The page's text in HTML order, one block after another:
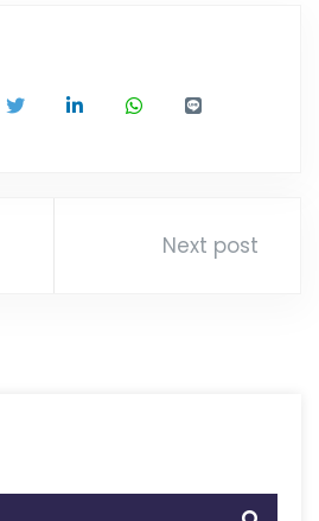
Next post